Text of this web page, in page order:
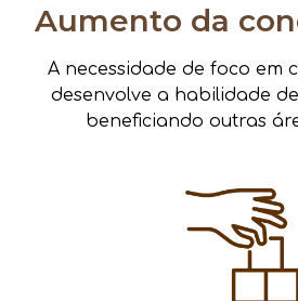
Aumento da
A necessidade de foco em
desenvolve a habilidade
beneficiando outras